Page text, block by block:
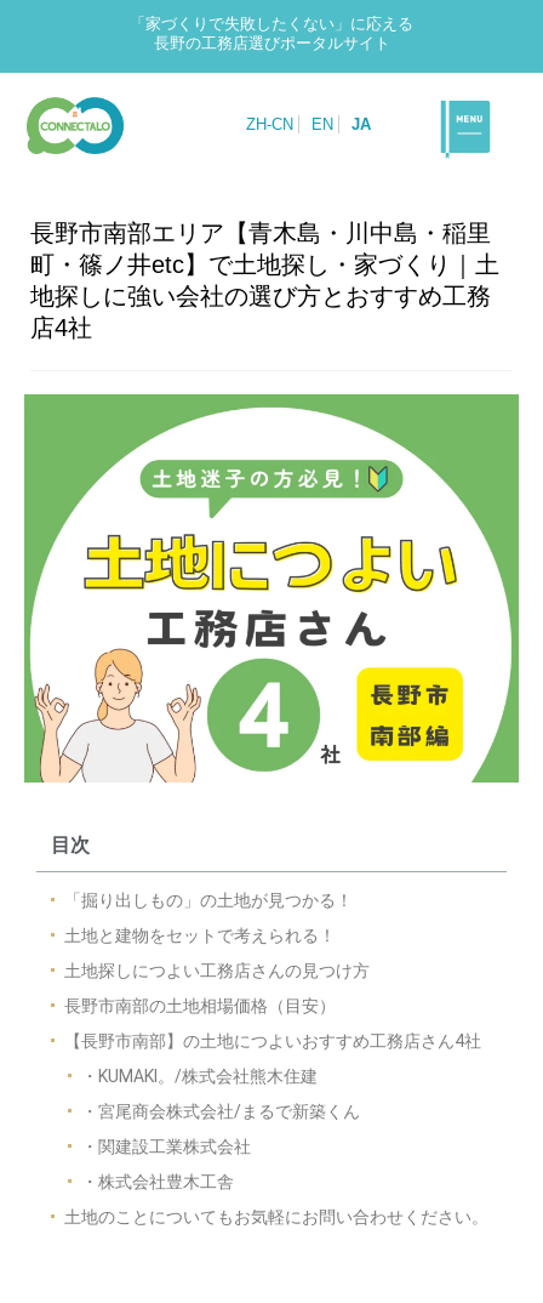
「家づくりで失敗したくない」に応える
長野の工務店選びポータルサイト
ZH-CN EN JA
長野市南部エリア【青木島・川中島・稲里
町・篠ノ井etc】で土地探し・家づくり｜土
地探しに強い会社の選び方とおすすめ工務
店4社
目次
「掘り出しもの」の土地が見つかる！
土地と建物をセットで考えられる！
土地探しにつよい工務店さんの見つけ方
長野市南部の土地相場価格（目安）
【長野市南部】の土地につよいおすすめ工務店さん4社
・KUMAKI。/株式会社熊木住建
・宮尾商会株式会社/まるで新築くん
・関建設工業株式会社
・株式会社豊木工舎
土地のことについてもお気軽にお問い合わせください。